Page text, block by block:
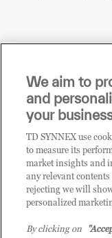
Sei un
i prodotti
We aim to
and
your
TD SYNNEX use
to measure its
market insights and
any relevant
rejecting we will
personalized
By clicking on